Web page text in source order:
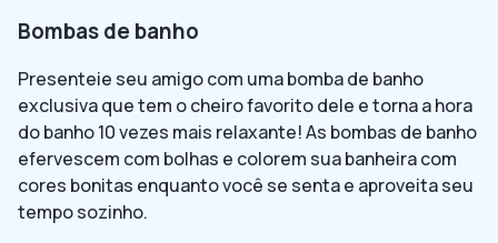
Bombas de banho
Presenteie seu amigo com uma bomba de banho
exclusiva que tem o cheiro favorito dele e torna a hora
do banho 10 vezes mais relaxante! As bombas de banho
efervescem com bolhas e colorem sua banheira com
cores bonitas enquanto você se senta e aproveita seu
tempo sozinho.